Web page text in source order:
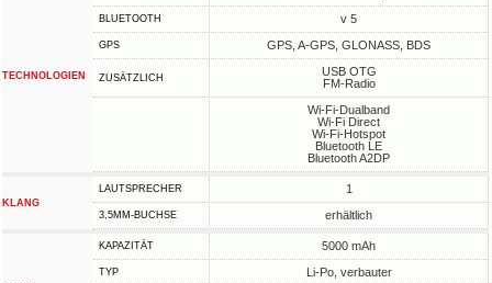
TECHNOLOGIEN
BLUETOOTH v 5
GPS GPS, A-GPS, GLONASS, BDS
ZUSÄTZLICH
USB OTG
FM-Radio
Wi-Fi-Dualband
Wi-Fi Direct
Wi-Fi-Hotspot
Bluetooth LE
Bluetooth A2DP
KLANG
LAUTSPRECHER 1
3,5MM-BUCHSE erhältlich
KAPAZITÄT 5000 mAh
TYP Li-Po, verbauter